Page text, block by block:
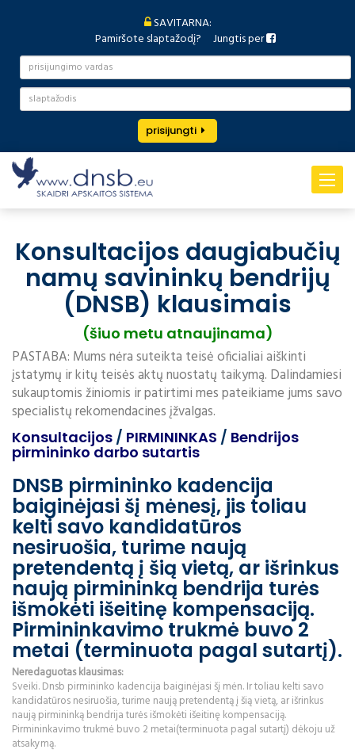
SAVITARNA:
Pamiršote slaptažodį?
Jungtis per
prisijungti
Toggle
Konsultacijos daugiabučių
namų savininkų bendrijų
(DNSB) klausimais
(šiuo metu atnaujinama)
PASTABA: Mums nėra suteikta teisė oficialiai aiškinti
įstatymų ir kitų teisės aktų nuostatų taikymą. Dalindamiesi
sukauptomis žiniomis ir patirtimi mes pateikiame jums savo
specialistų rekomendacines įžvalgas.
Konsultacijos / PIRMININKAS / Bendrijos
pirmininko darbo sutartis
DNSB pirmininko kadencija
baiginėjasi šį mėnesį, jis toliau
kelti savo kandidatūros
nesiruošia, turime naują
pretendentą į šią vietą, ar išrinkus
naują pirmininką bendrija turės
išmokėti išeitinę kompensaciją.
Pirmininkavimo trukmė buvo 2
metai (terminuota pagal sutartį).
Neredaguotas klausimas:
Sveiki. Dnsb pirmininko kadencija baiginėjasi šį mėn. Ir toliau kelti savo
kandidatūros nesiruošia, turime naują pretendentą į šią vietą, ar išrinkus
naują pirmininką bendrija turės išmokėti išeitinę kompensaciją.
Pirmininkavimo trukmė buvo 2 metai(terminuota pagal sutartį) dėkoju už
atsakymą.